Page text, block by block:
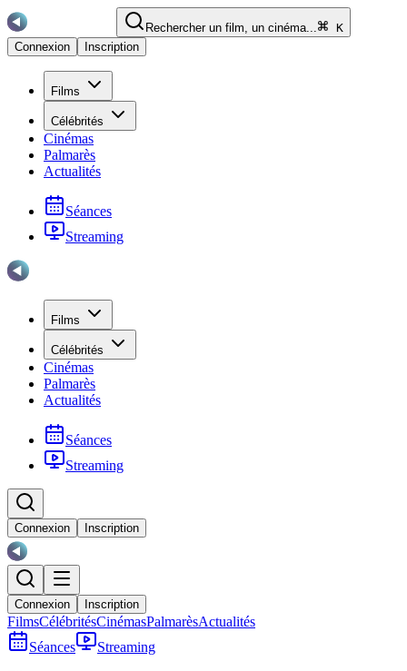
Rechercher un film, un cinéma...
K
Connexion
Inscription
Films
Célébrités
Cinémas
Palmarès
Actualités
Séances
Streaming
Films
Célébrités
Cinémas
Palmarès
Actualités
Séances
Streaming
Connexion Inscription
Connexion Inscription
FilmsCélébritésCinémasPalmarèsActualités
Séances
Streaming